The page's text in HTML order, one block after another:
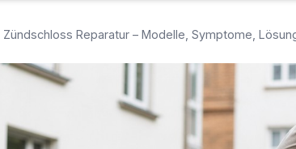
Reparatur – Modelle, Symptome,